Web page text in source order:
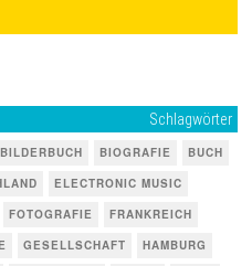
Schlagwörter
BILDERBUCH BIOGRAFIE
BUCH
ELECTRONIC MUSIC
FOTOGRAFIE
FRANKREICH
GESELLSCHAFT
HAMBURG